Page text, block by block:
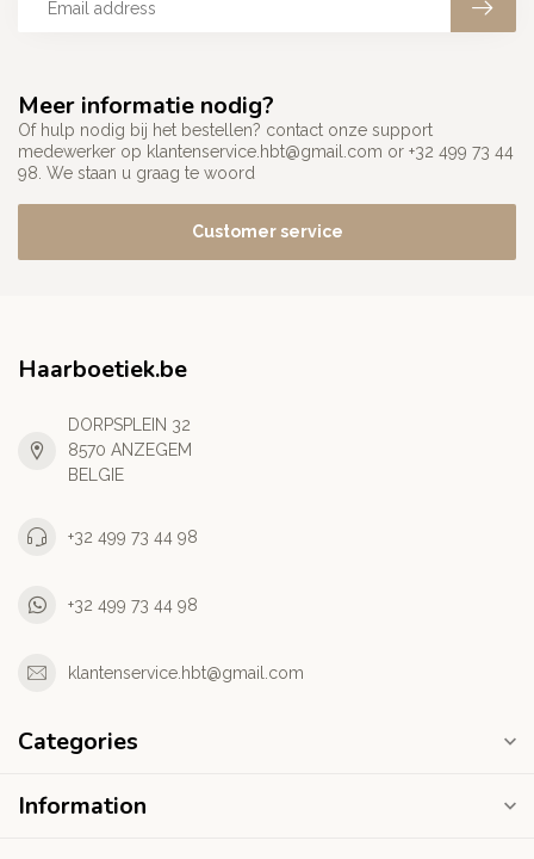
Meer informatie nodig?
Of hulp nodig bij het bestellen? contact onze support
medewerker op klantenservice.hbt@gmail.com or +32 499 73 44
98. We staan u graag te woord
Customer service
Haarboetiek.be
DORPSPLEIN 32
8570 ANZEGEM
BELGIE
+32 499 73 44 98
+32 499 73 44 98
klantenservice.hbt@gmail.com
Categories
Information